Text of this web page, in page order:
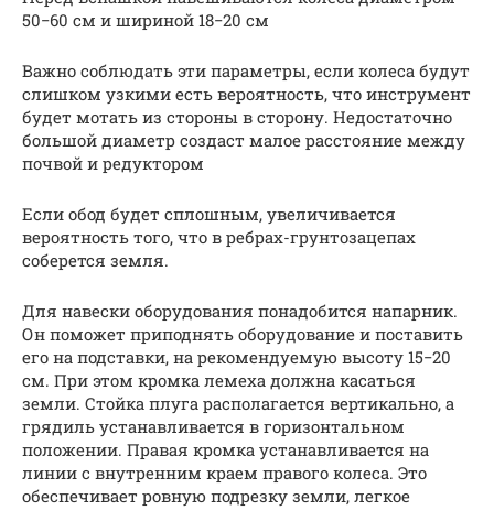
50−60 см и шириной 18−20 см
Важно соблюдать эти параметры, если колеса будут
слишком узкими есть вероятность, что инструмент
будет мотать из стороны в сторону. Недостаточно
большой диаметр создаст малое расстояние между
почвой и редуктором
Если обод будет сплошным, увеличивается
вероятность того, что в ребрах-грунтозацепах
соберется земля.
Для навески оборудования понадобится напарник.
Он поможет приподнять оборудование и поставить
его на подставки, на рекомендуемую высоту 15−20
см. При этом кромка лемеха должна касаться
земли. Стойка плуга располагается вертикально, а
грядиль устанавливается в горизонтальном
положении. Правая кромка устанавливается на
линии с внутренним краем правого колеса. Это
обеспечивает ровную подрезку земли, легкое